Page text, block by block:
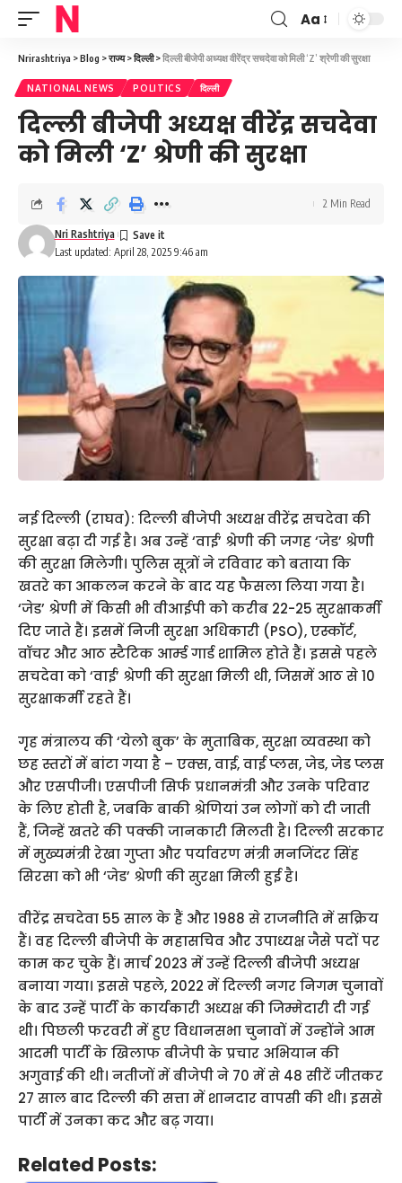
Font
Resizer
Aa
Nrirashtriya >Blog >राज्य>दिल्ली>दिल्ली बीजेपी अध्यक्ष वीरेंद्र सचदेवा को मिली ‘Z’ श्रेणी की सुरक्षा
NATIONAL NEWS POLITICS दिल्ली
दिल्ली बीजेपी अध्यक्ष वीरेंद्र सचदेवा
को मिली ‘Z’ श्रेणी की सुरक्षा
Last updated: April 28, 2025 9:46 am
Nri Rashtriya
2 Min Read
नई दिल्ली (राघव): दिल्ली बीजेपी अध्यक्ष वीरेंद्र सचदेवा की
सुरक्षा बढ़ा दी गई है। अब उन्हें ‘वाई’ श्रेणी की जगह ‘जेड’ श्रेणी
की सुरक्षा मिलेगी। पुलिस सूत्रों ने रविवार को बताया कि
खतरे का आकलन करने के बाद यह फैसला लिया गया है।
‘जेड’ श्रेणी में किसी भी वीआईपी को करीब 22-25 सुरक्षाकर्मी
दिए जाते हैं। इसमें निजी सुरक्षा अधिकारी (PSO), एस्कॉर्ट,
वॉचर और आठ स्टैटिक आर्म्ड गार्ड शामिल होते हैं। इससे पहले
सचदेवा को ‘वाई’ श्रेणी की सुरक्षा मिली थी, जिसमें आठ से 10
सुरक्षाकर्मी रहते हैं।
गृह मंत्रालय की ‘येलो बुक’ के मुताबिक, सुरक्षा व्यवस्था को
छह स्तरों में बांटा गया है – एक्स, वाई, वाई प्लस, जेड, जेड प्लस
और एसपीजी। एसपीजी सिर्फ प्रधानमंत्री और उनके परिवार
के लिए होती है, जबकि बाकी श्रेणियां उन लोगों को दी जाती
हैं, जिन्हें खतरे की पक्की जानकारी मिलती है। दिल्ली सरकार
में मुख्यमंत्री रेखा गुप्ता और पर्यावरण मंत्री मनजिंदर सिंह
सिरसा को भी ‘जेड’ श्रेणी की सुरक्षा मिली हुई है।
वीरेंद्र सचदेवा 55 साल के हैं और 1988 से राजनीति में सक्रिय
हैं। वह दिल्ली बीजेपी के महासचिव और उपाध्यक्ष जैसे पदों पर
काम कर चुके हैं। मार्च 2023 में उन्हें दिल्ली बीजेपी अध्यक्ष
बनाया गया। इससे पहले, 2022 में दिल्ली नगर निगम चुनावों
के बाद उन्हें पार्टी के कार्यकारी अध्यक्ष की जिम्मेदारी दी गई
थी। पिछली फरवरी में हुए विधानसभा चुनावों में उन्होंने आम
आदमी पार्टी के खिलाफ बीजेपी के प्रचार अभियान की
अगुवाई की थी। नतीजों में बीजेपी ने 70 में से 48 सीटें जीतकर
27 साल बाद दिल्ली की सत्ता में शानदार वापसी की थी। इससे
पार्टी में उनका कद और बढ़ गया।
Related Posts: